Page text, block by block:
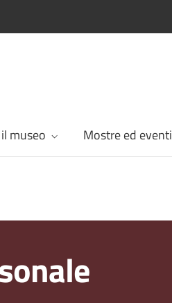
museo Mostre ed eventi